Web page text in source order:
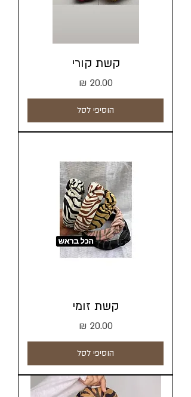
קשת קורי
מחיר
הוסיפי לסל
קשת זומי
מחיר
הוסיפי לסל